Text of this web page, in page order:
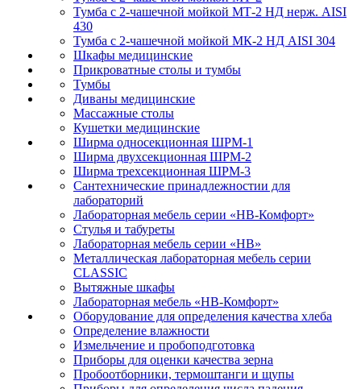
Тумба с 2-чашечной мойкой МТ-2 НД нерж. AISI
430
Тумба с 2-чашечной мойкой МК-2 НД AISI 304
Шкафы медицинские
Прикроватные столы и тумбы
Тумбы
Диваны медицинские
Массажные столы
Кушетки медицинские
Ширма односекционная ШРМ-1
Ширма двухсекционная ШРМ-2
Ширма трехсекционная ШРМ-3
Сантехнические принадлежностии для
лабораторий
Лабораторная мебель серии «НВ-Комфорт»
Стулья и табуреты
Лабораторная мебель серии «НВ»
Металлическая лабораторная мебель серии
CLASSIC
Вытяжные шкафы
Лабораторная мебель «НВ-Комфорт»
Оборудование для определения качества хлеба
Определение влажности
Измельчение и пробоподготовка
Приборы для оценки качества зерна
Пробоотборники, термоштанги и щупы